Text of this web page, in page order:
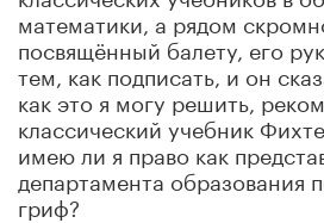
математики, а рядом
посвящённый балету, его
тем, как подписать, и он
как это я могу решить,
классический учебник
имею ли я право как
департамента образования
гриф?